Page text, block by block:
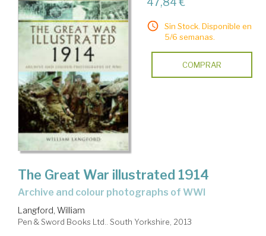
Sin Stock. Disponible en
5/6 semanas.
COMPRAR
The Great War illustrated 1914
archive and colour photographs of WWI
Langford, William
Pen & Sword Books Ltd.. South Yorkshire, 2013